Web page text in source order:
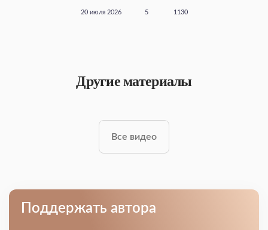
20 июля 2026 5 1130
Другие материалы
Все видео
Поддержать автора